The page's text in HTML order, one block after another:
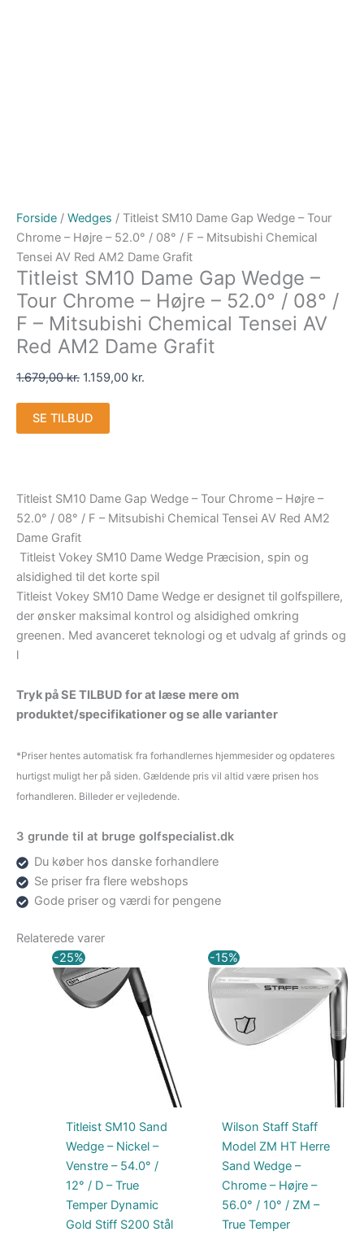
Forside / Wedges / Titleist SM10 Dame Gap Wedge – Tour
Chrome – Højre – 52.0° / 08° / F – Mitsubishi Chemical
Tensei AV Red AM2 Dame Grafit
Titleist SM10 Dame Gap Wedge –
Tour Chrome – Højre – 52.0° / 08° /
F – Mitsubishi Chemical Tensei AV
Red AM2 Dame Grafit
1.679,00kr. 1.159,00 kr.
SE TILBUD
Titleist SM10 Dame Gap Wedge – Tour Chrome – Højre –
52.0° / 08° / F – Mitsubishi Chemical Tensei AV Red AM2
Dame Grafit
Titleist Vokey SM10 Dame Wedge Præcision, spin og
alsidighed til det korte spil
Titleist Vokey SM10 Dame Wedge er designet til golfspillere,
der ønsker maksimal kontrol og alsidighed omkring
greenen. Med avanceret teknologi og et udvalg af grinds og
l
Tryk på SE TILBUD for at læse mere om
produktet/specifikationer og se alle varianter
*Priser hentes automatisk fra forhandlernes hjemmesider og opdateres
hurtigst muligt her på siden. Gældende pris vil altid være prisen hos
forhandleren. Billeder er vejledende.
3 grunde til at bruge golfspecialist.dk
Du køber hos danske forhandlere
Se priser fra flere webshops
Gode priser og værdi for pengene
Relaterede varer
-25%
Titleist SM10 Sand
Wedge – Nickel –
Venstre – 54.0° /
12° / D – True
Temper Dynamic
Gold Stiff S200 Stål
Den
oprindelige
pris
var:
1.549,00 kr..
aktuelle
pris
er:
1.159,00 kr..
-15%
Wilson Staff Staff
Model ZM HT Herre
Sand Wedge –
Chrome – Højre –
56.0° / 10° / ZM –
True Temper
Den
oprindelige
pris
var:
aktuelle
pris
er:
935,00 kr..